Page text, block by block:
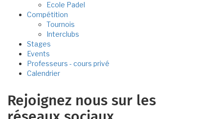
Padel
Sous
menu
Ecole Padel
Compétition
Tournois
Interclubs
Stages
Events
Professeurs - cours privé
Calendrier
Rejoignez nous sur les